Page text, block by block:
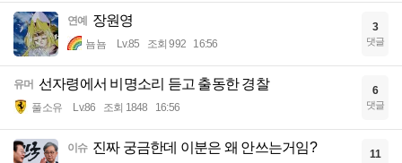
연예 장원영
뇸뇸 Lv.85 조회 992 16:56
3
댓글
유머 선자령에서 비명소리 듣고 출동한 경찰
풀소유 Lv.86 조회 1848 16:56
6
댓글
이슈 진짜 궁금한데 이분은 왜 안쓰는거임? 11